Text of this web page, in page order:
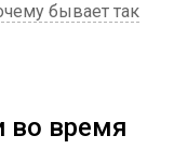
бывает так
во время